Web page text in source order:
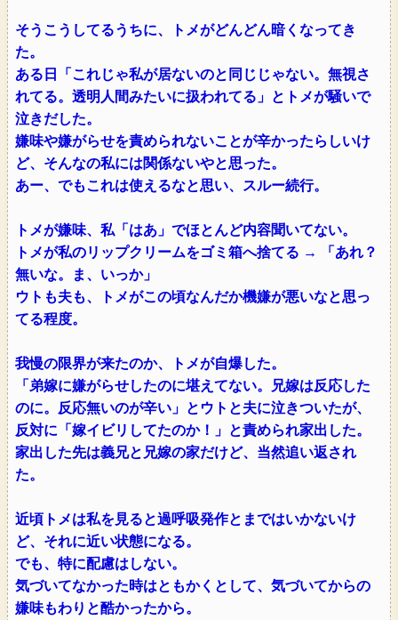
そうこうしてるうちに、トメがどんどん暗くなってき
た。
ある日「これじゃ私が居ないのと同じじゃない。無視さ
れてる。透明人間みたいに扱われてる」とトメが騒いで
泣きだした。
嫌味や嫌がらせを責められないことが辛かったらしいけ
ど、そんなの私には関係ないやと思った。
あー、でもこれは使えるなと思い、スルー続行。
トメが嫌味、私「はあ」でほとんど内容聞いてない。
トメが私のリップクリームをゴミ箱へ捨てる → 「あれ？
無いな。ま、いっか」
ウトも夫も、トメがこの頃なんだか機嫌が悪いなと思っ
てる程度。
我慢の限界が来たのか、トメが自爆した。
「弟嫁に嫌がらせしたのに堪えてない。兄嫁は反応した
のに。反応無いのが辛い」とウトと夫に泣きついたが、
反対に「嫁イビリしてたのか！」と責められ家出した。
家出した先は義兄と兄嫁の家だけど、当然追い返され
た。
近頃トメは私を見ると過呼吸発作とまではいかないけ
ど、それに近い状態になる。
でも、特に配慮はしない。
気づいてなかった時はともかくとして、気づいてからの
嫌味もわりと酷かったから。